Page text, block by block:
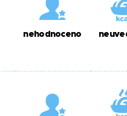
nehodnoceno